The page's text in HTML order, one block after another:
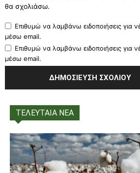
θα σχολιάσω.
Επιθυμώ να λαμβάνω ειδοποιήσεις για
μέσω email.
Επιθυμώ να λαμβάνω ειδοποιήσεις για
μέσω email.
ΤΕΛΕΥΤΑΙΑ ΝΕΑ